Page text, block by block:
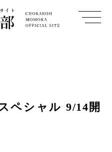
ペシャル 9/14開